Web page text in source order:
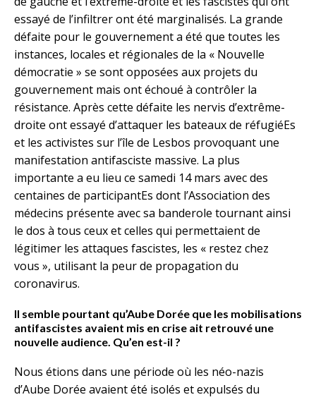
essayé de l’infiltrer ont été marginalisés. La grande
défaite pour le gouvernement a été que toutes les
instances, locales et régionales de la « Nouvelle
démocratie » se sont opposées aux projets du
gouvernement mais ont échoué à contrôler la
résistance. Après cette défaite les nervis d’extrême-
droite ont essayé d’attaquer les bateaux de réfugiéEs
et les activistes sur l’île de Lesbos provoquant une
manifestation antifasciste massive. La plus
importante a eu lieu ce samedi 14 mars avec des
centaines de participantEs dont l’Association des
médecins présente avec sa banderole tournant ainsi
le dos à tous ceux et celles qui permettaient de
légitimer les attaques fascistes, les « restez chez
vous », utilisant la peur de propagation du
coronavirus.
Il semble pourtant qu’Aube Dorée que les mobilisations
antifascistes avaient mis en crise ait retrouvé une
nouvelle audience. Qu’en est-il ?
Nous étions dans une période où les néo-nazis
d’Aube Dorée avaient été isolés et expulsés du